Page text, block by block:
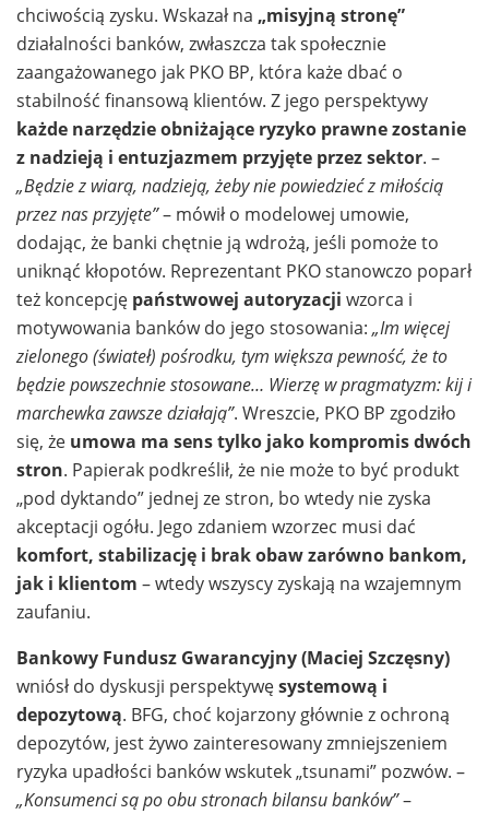
chciwością zysku. Wskazał na „misyjną stronę”
działalności banków, zwłaszcza tak społecznie
zaangażowanego jak PKO BP, która każe dbać o
stabilność finansową klientów. Z jego perspektywy
każde narzędzie obniżające ryzyko prawne zostanie
z nadzieją i entuzjazmem przyjęte przez sektor. –
„Będzie z wiarą, nadzieją, żeby nie powiedzieć z miłością
przez nas przyjęte”– mówił o modelowej umowie,
dodając, że banki chętnie ją wdrożą, jeśli pomoże to
uniknąć kłopotów. Reprezentant PKO stanowczo poparł
też koncepcję państwowej autoryzacji wzorca i
motywowania banków do jego stosowania: „Im więcej
zielonego (świateł) pośrodku, tym większa pewność, że to
będzie powszechnie stosowane… Wierzę w pragmatyzm: kij i
marchewka zawsze działają”. Wreszcie, PKO BP zgodziło
się, że umowa ma sens tylko jako kompromis dwóch
stron. Papierak podkreślił, że nie może to być produkt
„pod dyktando” jednej ze stron, bo wtedy nie zyska
akceptacji ogółu. Jego zdaniem wzorzec musi dać
komfort, stabilizację i brak obaw zarówno bankom,
jak i klientom – wtedy wszyscy zyskają na wzajemnym
zaufaniu.
Bankowy Fundusz Gwarancyjny (Maciej Szczęsny)
wniósł do dyskusji perspektywęsystemową i
depozytową. BFG, choć kojarzony głównie z ochroną
depozytów, jest żywo zainteresowany zmniejszeniem
ryzyka upadłości banków wskutek „tsunami” pozwów. –
„Konsumenci są po obu stronach bilansu banków”–